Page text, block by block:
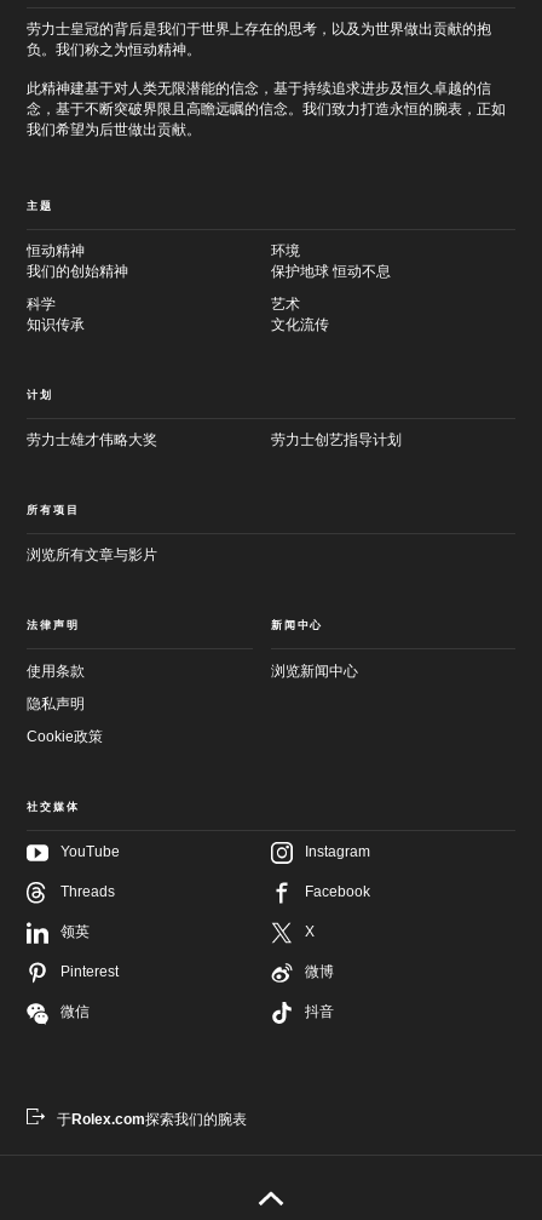
跳
至
主
要
内
容
跳
页
尾
劳力士皇冠的背后是我们于世界上存在的思考，以及为世界做出贡献的抱
负。我们称之为恒动精神。
此精神建基于对人类无限潜能的信念，基于持续追求进步及恒久卓越的信
念，基于不断突破界限且高瞻远瞩的信念。我们致力打造永恒的腕表，正如
我们希望为后世做出贡献。
主题
恒动精神
我们的创始精神
环境
保护地球 恒动不息
科学
知识传承
艺术
文化流传
计划
劳力士雄才伟略大奖 劳力士创艺指导计划
所有项目
浏览所有文章与影片
法律声明
使用条款
隐私声明
Cookie政策
新闻中心
浏览新闻中心
社交媒体
YouTube Instagram
Threads Facebook
领英 X
Pinterest 微博
微信 抖音
于Rolex.com探索我们的腕表